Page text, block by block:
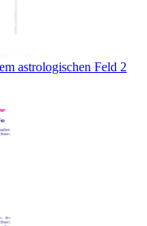
astrologischen Feld 2